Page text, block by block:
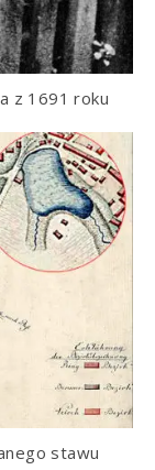
z 1691 roku
stawu